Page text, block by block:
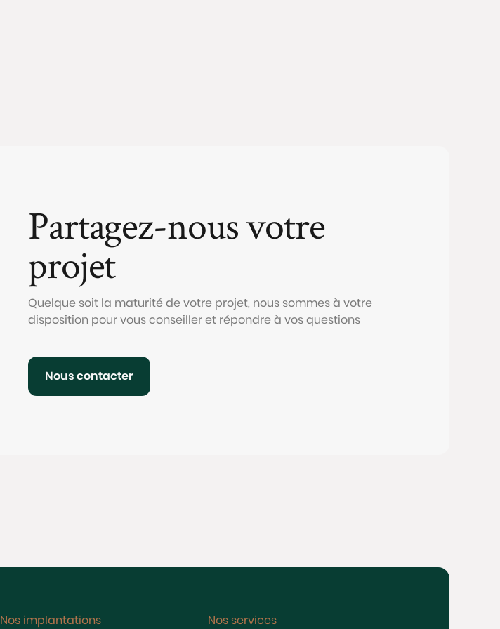
Partagez-nous votre
projet
Quelque soit la maturité de votre projet, nous sommes à votre
disposition pour vous conseiller et répondre à vos questions
Nous contacter
Nos implantations Nos services